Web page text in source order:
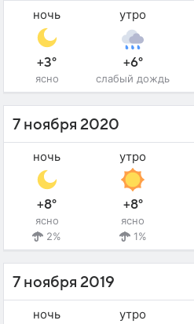
ночь
+3°
ясно
утро
+6°
слабый дождь
7 ноября 2020
ночь
+8°
ясно
2%
утро
+8°
ясно
1%
7 ноября 2019
ночь утро